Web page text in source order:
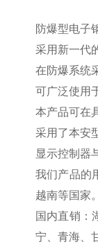
防爆型电子
采用新一代
在防爆系统
可广泛使用
本产品可在
采用了本安
显示控制器
我们产品的
越南等国家
国内直销：
宁、青海、